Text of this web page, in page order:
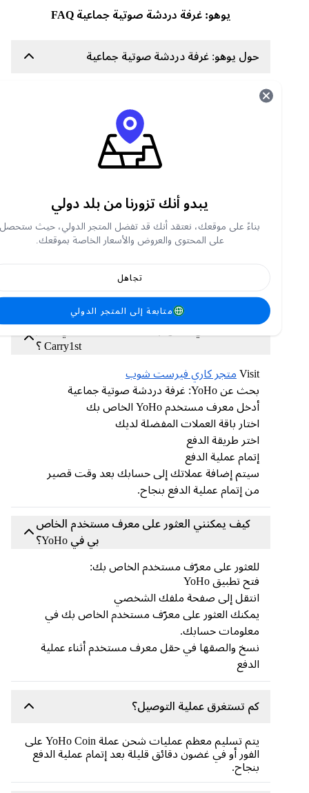
يوهو: غرفة دردشة صوتية جماعية FAQ
حول يوهو: غرفة دردشة صوتية جماعية
صوتية اجتماعية حيث يمكن للمستخدمين الانضمام
إلى غرف صوتية جماعية، والتعرف على أشخاص جدد،
والمشاركة في محادثات مباشرة، ولعب ألعاب تفاعلية،
والتواصل مع الأصدقاء من جميع أنحاء العالم.
عملات YoHo هي العملة الافتراضية داخل التطبيق
المستخدمة في:
ارسل هدايا افتراضية إلى المضيفين والأصدقاء
المشاركة في الفعاليات والأنشطة الخاصة
افتح الميزات المميزة
حسّن تجربتك الاجتماعية الشاملة على YoHo
Carry1st ؟
متجر كاري فيرست شوب
بحث عن YoHo: غرفة دردشة صوتية جماعية
أدخل معرف مستخدم YoHo الخاص بك
اختار باقة العملات المفضلة لديك
اختر طريقة الدفع
إتمام عملية الدفع
سيتم إضافة عملاتك إلى حسابك بعد وقت قصير
من إتمام عملية الدفع بنجاح.
كيف يمكنني العثور على معرف مستخدم الخاص
بي في YoHo؟
للعثور على معرّف مستخدم الخاص بك:
فتح تطبيق YoHo
انتقل إلى صفحة ملفك الشخصي
يمكنك العثور على معرّف مستخدم الخاص بك في
معلومات حسابك.
نسخ والصقها في حقل معرف مستخدم أثناء عملية
كم تستغرق عملية التوصيل؟
يتم تسليم معظم عمليات شحن عملة YoHo Coin على
الفور أو في غضون دقائق قليلة بعد إتمام عملية الدفع
يبدو أنك تزورنا من بلد دولي
بناءً على موقعك، نعتقد أنك قد تفضل المتجر الدولي، حيث ستحصل
على المحتوى والعروض والأسعار الخاصة بموقعك.
متابعة إلى المتجر الدولي